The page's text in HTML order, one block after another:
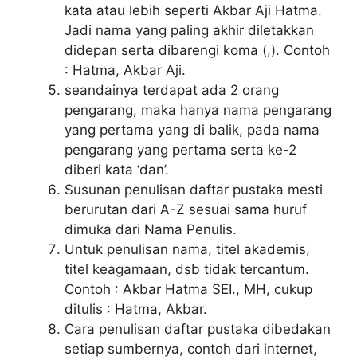
kata atau lebih seperti Akbar Aji Hatma.
Jadi nama yang paling akhir diletakkan
didepan serta dibarengi koma (,). Contoh
: Hatma, Akbar Aji.
seandainya terdapat ada 2 orang
pengarang, maka hanya nama pengarang
yang pertama yang di balik, pada nama
pengarang yang pertama serta ke-2
diberi kata ‘dan’.
Susunan penulisan daftar pustaka mesti
berurutan dari A-Z sesuai sama huruf
dimuka dari Nama Penulis.
Untuk penulisan nama, titel akademis,
titel keagamaan, dsb tidak tercantum.
Contoh : Akbar Hatma SEI., MH, cukup
ditulis : Hatma, Akbar.
Cara penulisan daftar pustaka dibedakan
setiap sumbernya, contoh dari internet,